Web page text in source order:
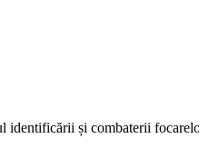
identificării și combaterii